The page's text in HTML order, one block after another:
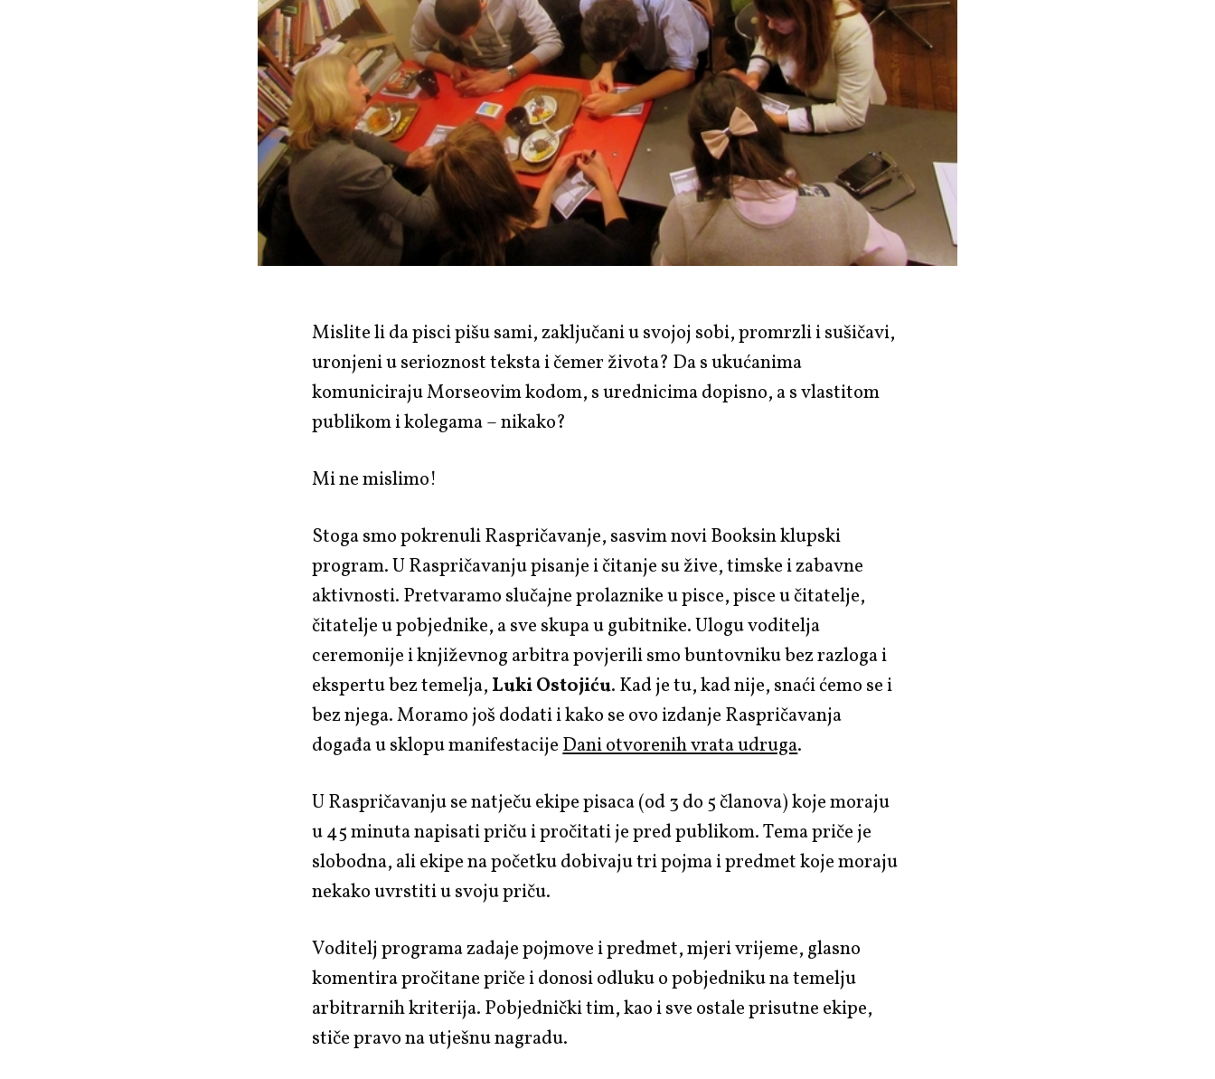
Mislite li da pisci pišu sami, zaključani u svojoj sobi, promrzli i sušičavi,
uronjeni u serioznost teksta i čemer života? Da s ukućanima
komuniciraju Morseovim kodom, s urednicima dopisno, a s vlastitom
publikom i kolegama – nikako?
Mi ne mislimo!
Stoga smo pokrenuli Raspričavanje, sasvim novi Booksin klupski
program. U Raspričavanju pisanje i čitanje su žive, timske i zabavne
aktivnosti. Pretvaramo slučajne prolaznike u pisce, pisce u čitatelje,
čitatelje u pobjednike, a sve skupa u gubitnike. Ulogu voditelja
ceremonije i književnog arbitra povjerili smo buntovniku bez razloga i
ekspertu bez temelja, Luki Ostojiću. Kad je tu, kad nije, snaći ćemo se i
bez njega. Moramo još dodati i kako se ovo izdanje Raspričavanja
događa u sklopu manifestacijeDani otvorenih vrata udruga.
U Raspričavanju se natječu ekipe pisaca (od 3 do 5 članova) koje moraju
u 45 minuta napisati priču i pročitati je pred publikom. Tema priče je
slobodna, ali ekipe na početku dobivaju tri pojma i predmet koje moraju
nekako uvrstiti u svoju priču.
Voditelj programa zadaje pojmove i predmet, mjeri vrijeme, glasno
komentira pročitane priče i donosi odluku o pobjedniku na temelju
arbitrarnih kriterija. Pobjednički tim, kao i sve ostale prisutne ekipe,
stiče pravo na utješnu nagradu.